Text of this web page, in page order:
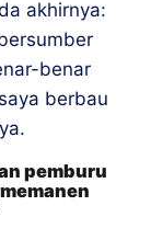
akhirnya:
benar
berbau
pemburu